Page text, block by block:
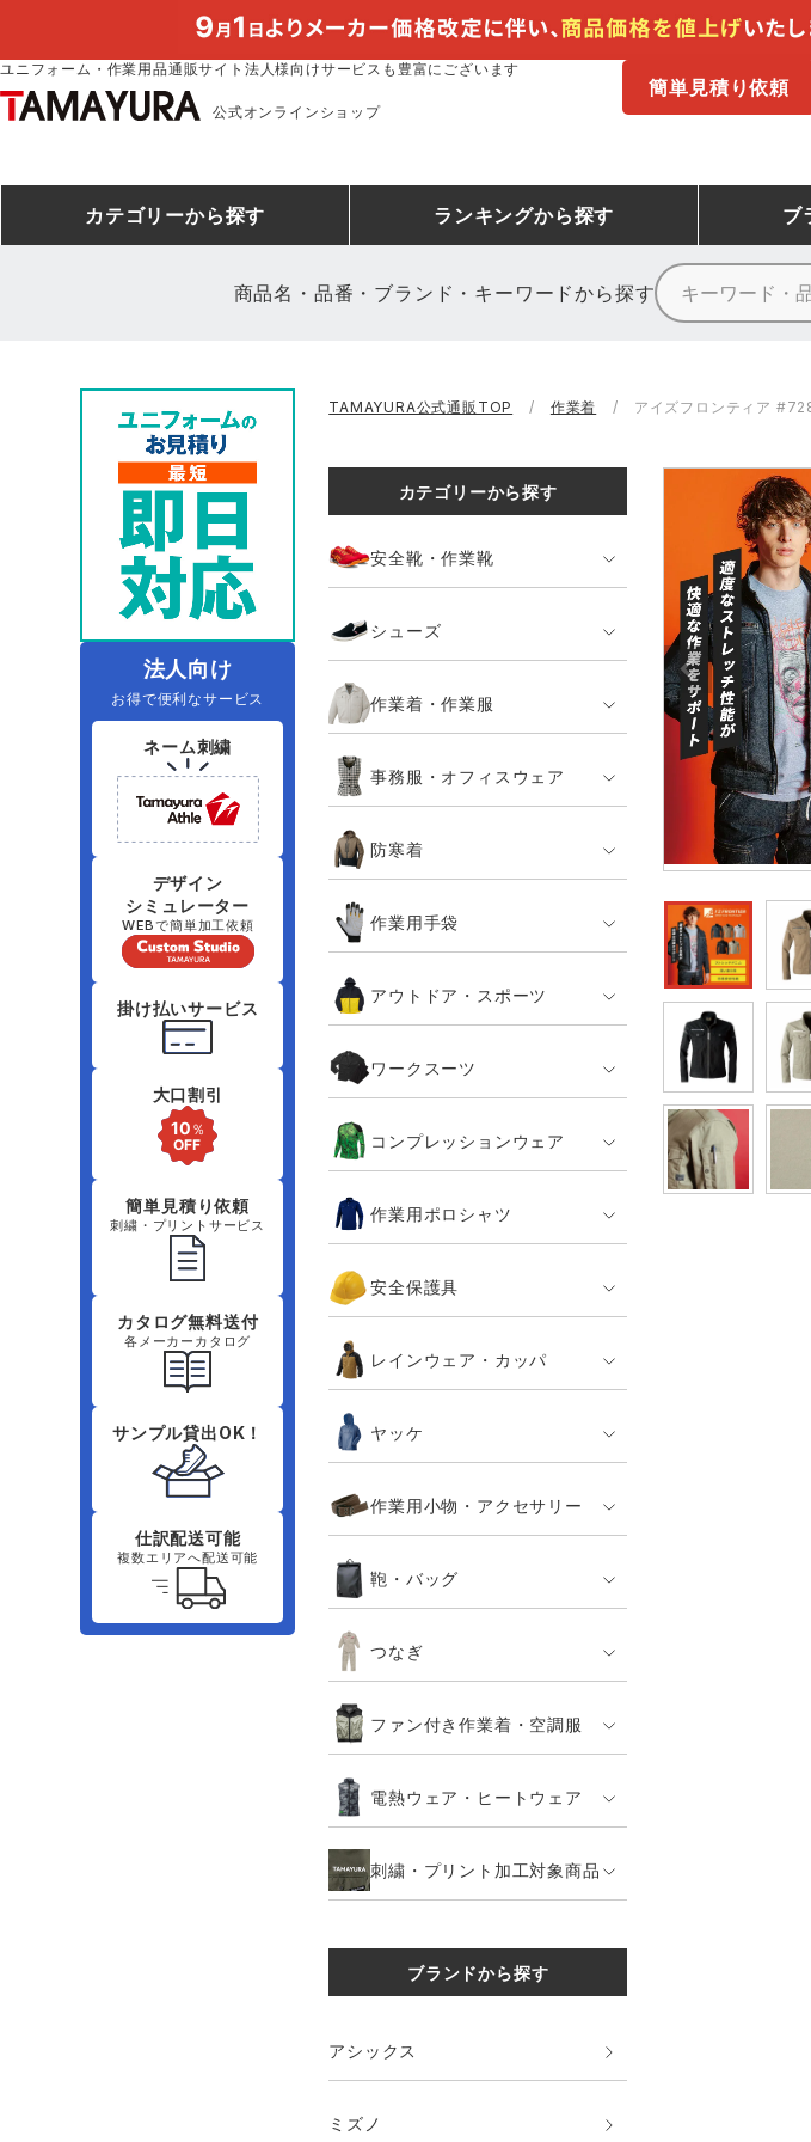
ユニフォーム・作業用品通販サイト法人様向けサービスも豊富にございます
公式オンラインショップ
簡単見積り依頼
カテゴリーから探す
防寒着
コンプレッションウェア 作業用ポロシャツ
ヤッケ 作業用小物・アクセサリー類
ファン付きウェア（空調服シリー
ズ）
電熱ウェア・ヒートウェア
ランキングから探す
ミズノ安全靴ランキング
空調服ランキング コンプレッションウェアランキング
レインウェアランキング アイズフロンティア ランキング
アイトス ランキング ジーベック ランキング
ブ
アイズフロンティア
クロダルマ 桑和 山田辰
住商モンブラン ボンマックス GUSH FORCE
シンメン 日進ゴム ハイパーV
タカヤ商事 エアークラフト
アタックベース サンエス 中塚被服
藤井電工 福山ゴム工業
農作業服
DIY・日曜大工作業服 飲食店ユニフォーム
夜間・高視認性安全服 医療白衣・介護服
商品名・品番・ブランド・キーワードから探す
法人向け
お得で便利なサービス
ネーム刺繍
デザイン
シミュレーター
WEBで簡単加工依頼
掛け払いサービス
大口割引
簡単見積り依頼
刺繍・プリントサービス
カタログ無料送付
各メーカーカタログ
サンプル貸出OK！
仕訳配送可能
複数エリアへ配送可能
TAMAYURA公式通販TOP 作業着 アイズフロンティア
カテゴリーから探す
安全靴・作業靴
シューズ
作業着・作業服
事務服・オフィスウェア
防寒着
作業用手袋
アウトドア・スポーツ
ワークスーツ
コンプレッションウェア
作業用ポロシャツ
安全保護具
レインウェア・カッパ
ヤッケ
作業用小物・アクセサリー
鞄・バッグ
つなぎ
ファン付き作業着・空調服
電熱ウェア・ヒートウェア
刺繍・プリント加工対象商品
ブランドから探す
アシックス
ミズノ